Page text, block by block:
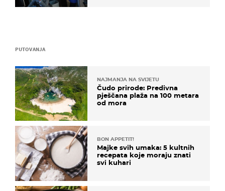
PUTOVANJA
NAJMANJA NA SVIJETU
Čudo prirode: Predivna
pješčana plaža na 100 metara
od mora
BON APPETIT!
Majke svih umaka: 5 kultnih
recepata koje moraju znati
svi kuhari